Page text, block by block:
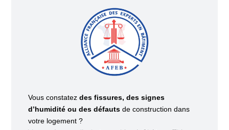
Vous constatezdes fissures, des signes
d’humidité ou des défauts de construction dans
votre logement ?